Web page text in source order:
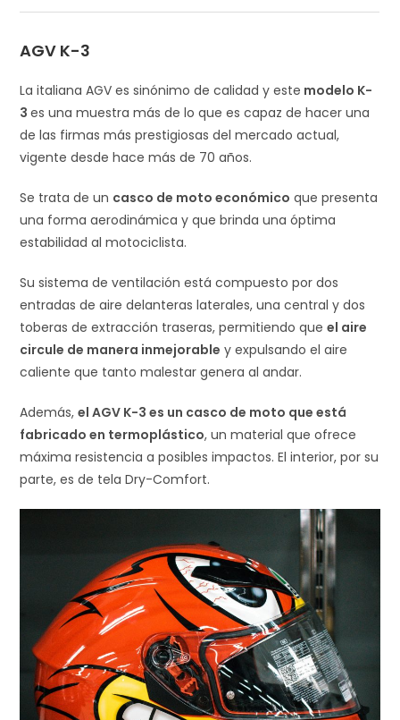
AGV K-3
La italiana AGV es sinónimo de calidad y este modelo K-
3es una muestra más de lo que es capaz de hacer una
de las firmas más prestigiosas del mercado actual,
vigente desde hace más de 70 años.
Se trata de un casco de moto económico que presenta
una forma aerodinámica y que brinda una óptima
estabilidad al motociclista.
Su sistema de ventilación está compuesto por dos
entradas de aire delanteras laterales, una central y dos
toberas de extracción traseras, permitiendo queel aire
circule de manera inmejorable y expulsando el aire
caliente que tanto malestar genera al andar.
Además,el AGV K-3 es un casco de moto que está
fabricado en termoplástico, un material que ofrece
máxima resistencia a posibles impactos. El interior, por su
parte, es de tela Dry-Comfort.